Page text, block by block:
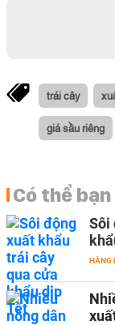
trái cây
giá sầu riêng
Có thể
Sôi
HÀNG